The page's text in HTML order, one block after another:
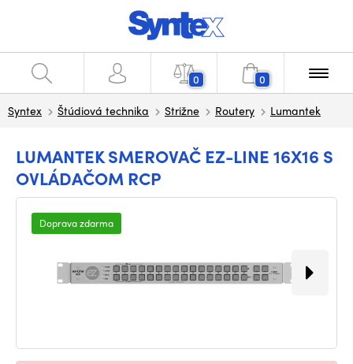
0 0
Syntex Štúdiová technika Strižne Routery Lumantek
LUMANTEK SMEROVAČ EZ-LINE 16X16 S
OVLÁDAČOM RCP
Doprava zdarma